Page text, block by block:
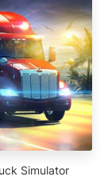
Simulator